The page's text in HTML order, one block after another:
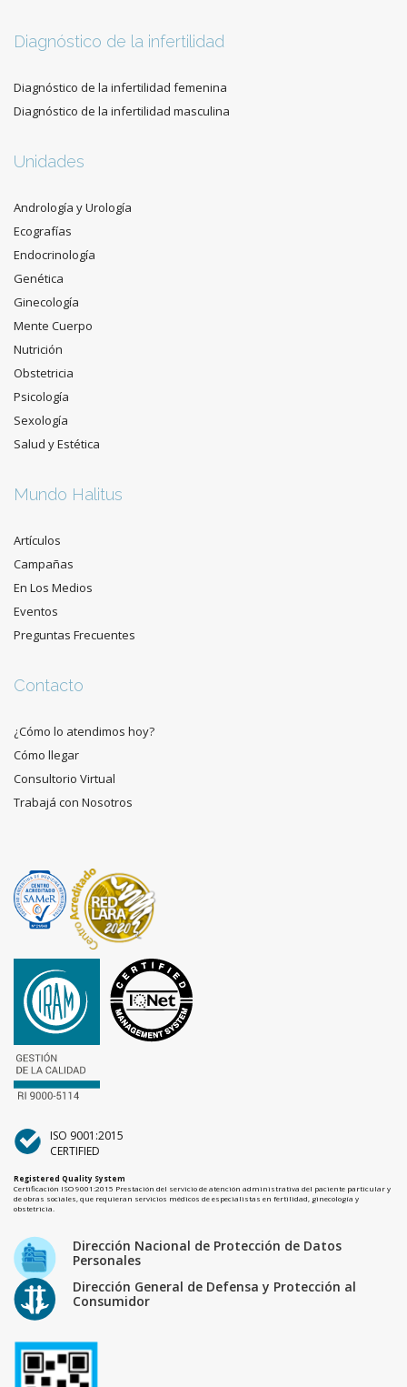
Diagnóstico de la infertilidad
Diagnóstico de la infertilidad femenina
Diagnóstico de la infertilidad masculina
Unidades
Andrología y Urología
Ecografías
Endocrinología
Genética
Ginecología
Mente Cuerpo
Nutrición
Obstetricia
Psicología
Sexología
Salud y Estética
Mundo Halitus
Artículos
Campañas
En Los Medios
Eventos
Preguntas Frecuentes
Contacto
¿Cómo lo atendimos hoy?
Cómo llegar
Consultorio Virtual
Trabajá con Nosotros
ISO 9001:2015
CERTIFIED
Registered Quality System
Certificación ISO 9001:2015 Prestación del servicio de atención administrativa del paciente particular y
de obras sociales, que requieran servicios médicos de especialistas en fertilidad, ginecología y
obstetricia.
Dirección Nacional de Protección de Datos
Personales
Dirección General de Defensa y Protección al
Consumidor